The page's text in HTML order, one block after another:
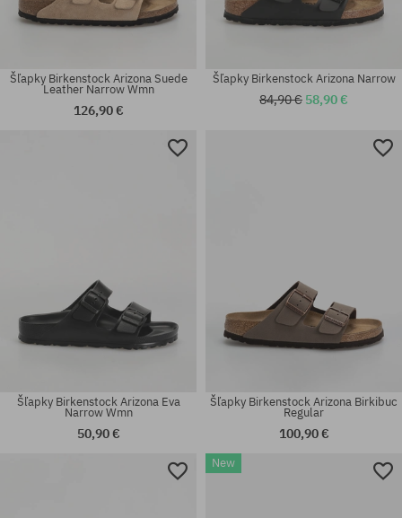
Šľapky Birkenstock Arizona Suede
Leather Narrow Wmn
126,90 €
Dostupné veľkosti:
Šľapky Birkenstock Arizona Narrow
84,90 € 58,90 €
Šľapky Birkenstock Arizona Eva
Narrow Wmn
50,90 €
Šľapky Birkenstock Arizona Birkibuc
Regular
100,90 €
New